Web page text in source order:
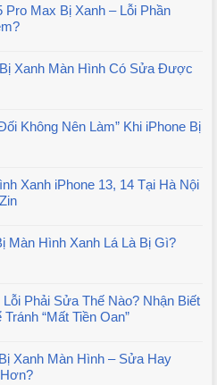
Pro Max Bị Xanh – Lỗi Phần
Xanh Màn Hình Có Sửa Được
Không Nên Làm” Khi iPhone Bị
Xanh iPhone 13, 14 Tại Hà Nội
Màn Hình Xanh Lá Là Bị Gì?
Phải Sửa Thế Nào? Nhận Biết
“Mất Tiền Oan”
Xanh Màn Hình – Sửa Hay